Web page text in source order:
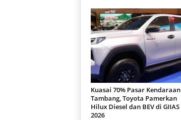
Kuasai 70% Pasar Kendaraan
Tambang, Toyota Pamerkan
Hilux Diesel dan BEV di GIIAS
2026